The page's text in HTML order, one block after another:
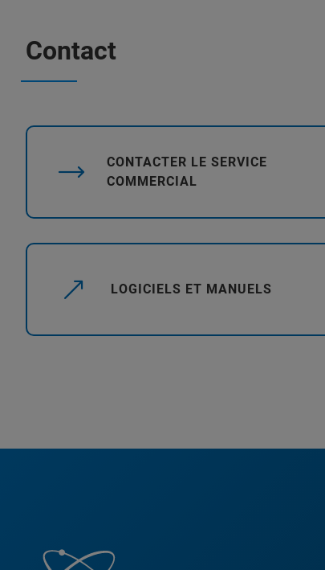
Contact
CONTACTER LE SERVICE
COMMERCIAL
LOGICIELS ET MANUELS